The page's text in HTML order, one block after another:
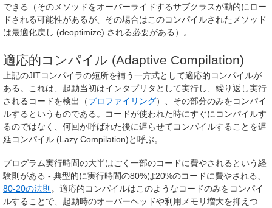
できる（そのメソッドをオーバーライドするサブクラスが動的にロー
ドされる可能性があるが、その場合はこのコンパイルされたメソッド
は最適化戻し (deoptimize) される必要がある）。
適応的コンパイル (Adaptive Compilation)
上記のJITコンパイラの短所を補う一方式として適応的コンパイルが
ある。これは、起動当初はインタプリタとして実行し、繰り返し実行
されるコードを検出（プロファイリング）、その部分のみをコンパイ
ルするというものである。コードが使われた時にすぐにコンパイルす
るのではなく、何回か呼ばれた後に遅らせてコンパイルすることを遅
延コンパイル (Lazy Compilation)と呼ぶ。
プログラム実行時間の大半はごく一部のコードに費やされるという経
験則がある - 典型的に実行時間の80%は20%のコードに費やされる、
80-20の法則 。適応的コンパイルはこのようなコードのみをコンパイ
ルすることで、起動時のオーバーヘッドや利用メモリ増大を抑えつ